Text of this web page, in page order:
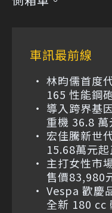
車訊最前線
林昀儒首度
165 性能鋼
導入跨界基
重機 36.8
宏佳騰新世
15.68萬元
主打女性市
售價83,980
Vespa 歡慶
全新 180 cc